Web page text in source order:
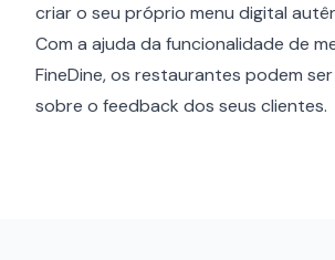
criar o seu próprio menu digital
Com a ajuda da funcionalidade de
FineDine, os restaurantes podem
sobre o feedback dos seus clientes.